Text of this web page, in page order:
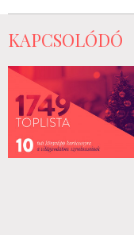
KAPCSOLÓDÓ